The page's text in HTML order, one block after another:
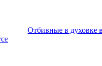
Отбивные в духовке